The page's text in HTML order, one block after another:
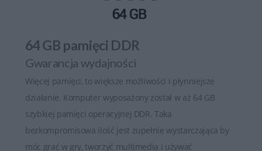
kreatywnych
Stylowe, lekkie, a jednocześnie wydajne. Zachwycają
zarówno designem, jak i możliwościami. Zaprojektowane
dla grafików, projektantów i specjalistów korzystających
z wymagających aplikacji kreatywnych. Laptopy te
powstały z myślą o mobilnych profesjonalistach, łączą
64 GB pamięci DDR
Gwarancja wydajności
Więcej pamięci, to większe możliwości i płynniejsze
działanie. Komputer wyposażony został w aż 64 GB
szybkiej pamięci operacyjnej DDR. Taka
bezkompromisowa ilość jest zupełnie wystarczająca by
móc grać w gry, tworzyć multimedia i używać